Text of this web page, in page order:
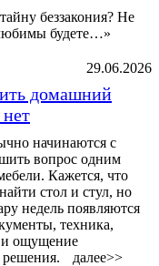
беззакония? Не
будете…»
29.06.2026
домашний
начинаются с
вопрос одним
Кажется, что
стол и стул, но
недель появляются
техника,
и ощущение
далее>>